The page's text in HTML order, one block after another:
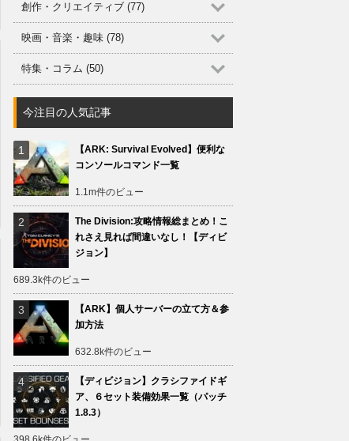
創作・クリエイティブ (77)
映画・音楽・趣味 (78)
特集・コラム (50)
今注目の人気記事
【ARK: Survival Evolved】便利な
コンソールコマンド一覧
1.1m件のビュー
The Division:攻略情報総まとめ！こ
れさえ見れば間違いなし！【ディビ
ジョン】
689.3k件のビュー
【ARK】個人サーバーの立て方＆参
加方法
632.8k件のビュー
【ディビジョン】クラシファイドギ
ア、６セット装備効果一覧（パッチ
1.8.3）